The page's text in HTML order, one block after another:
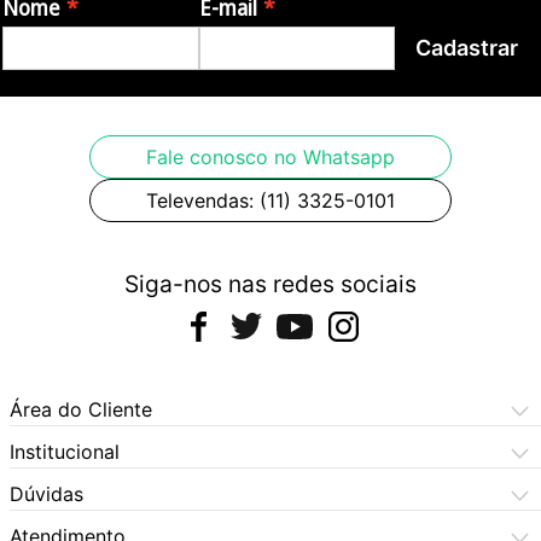
garantia pelo fabricante Origem: China Fotos
meramente ilustrativas.
Nome E-mail
Cadastrar
Fale conosco no Whatsapp
Televendas: (11) 3325-0101
Siga-nos nas redes sociais
Área do Cliente
Meus Pedidos
Meus Dados
Institucional
Central de Atendimento
Dúvidas Frequentes
Dúvidas
Como Comprar